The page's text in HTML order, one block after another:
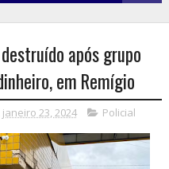
após grupo
em Remígio
23, 2024 Policial